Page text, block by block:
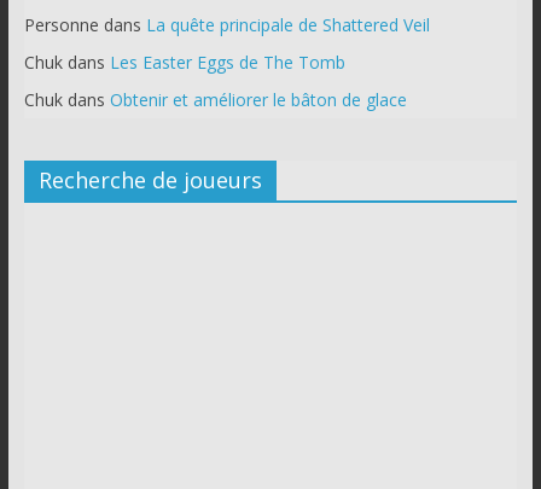
Personne dans La quête principale de Shattered Veil
Chukdans Les Easter Eggs de The Tomb
Chukdans Obtenir et améliorer le bâton de glace
Recherche de joueurs